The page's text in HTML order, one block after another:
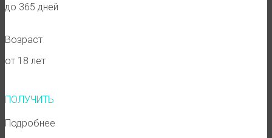
до 365 дней
Возраст
от 18 лет
ПОЛУЧИТЬ
Подробнее